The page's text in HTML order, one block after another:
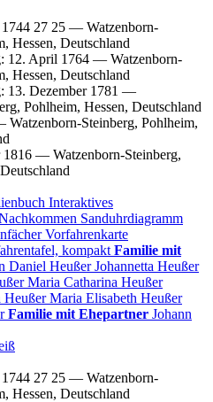
27 25 — Watzenborn-
Hessen, Deutschland
: 12. April 1764 — Watzenborn-
Hessen, Deutschland
: 13. Dezember 1781 —
Pohlheim, Hessen, Deutschland
Watzenborn-Steinberg, Pohlheim,
1816 — Watzenborn-Steinberg,
Interaktives
Sanduhrdiagramm
Vorfahrenkarte
kompakt Familie mit
Daniel Heußer Johannetta Heußer
Maria Catharina Heußer
Heußer Maria Elisabeth Heußer
Familie mit Ehepartner Johann
27 25 — Watzenborn-
Hessen, Deutschland